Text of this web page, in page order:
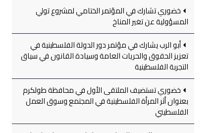
خضوري تشارك في المؤتمر الختامي لمشروع تولي
المسؤولية عن تغير المناخ
أبو الرب يشارك في مؤتمر دور الدولة الفلسطينية في
تعزيز الحقوق والحريات العامة وسيادة القانون في سياق
التجربة الفلسطينية
خضوري تستضيف الملتقى الأول في محافظة طولكرم
بعنوان أثر المرأة الفلسطينية في المجتمع وسوق العمل
الفلسطيني